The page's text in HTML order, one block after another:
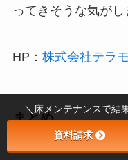
ってきそうな気がし
HP： 株式会社テラ
まとめ
＼床メンテナンスで結
資料請求